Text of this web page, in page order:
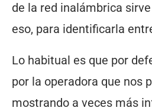
de la red inalámbrica
eso, para identificarla
Lo habitual es que por
por la operadora que nos
mostrando a veces más